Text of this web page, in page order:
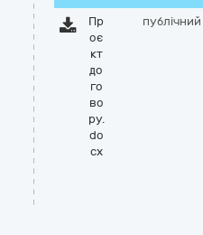
Пр
оє
кт
до
го
во
ру.
do
cx
публічний